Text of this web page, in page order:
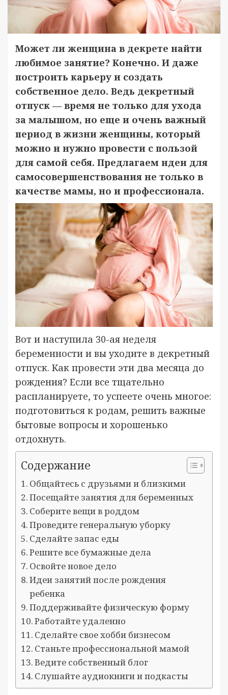
Может ли женщина в декрете найти
любимое занятие? Конечно. И даже
построить карьеру и создать
собственное дело. Ведь декретный
отпуск — время не только для ухода
за малышом, но еще и очень важный
период в жизни женщины, который
можно и нужно провести с пользой
для самой себя. Предлагаем идеи для
самосовершенствования не только в
качестве мамы, но и профессионала.
Вот и наступила 30-ая неделя
беременности и вы уходите в декретный
отпуск. Как провести эти два месяца до
рождения? Если все тщательно
распланируете, то успеете очень многое:
подготовиться к родам, решить важные
бытовые вопросы и хорошенько
отдохнуть.
Содержание
Общайтесь с друзьями и близкими
Посещайте занятия для беременных
Соберите вещи в роддом
Проведите генеральную уборку
Сделайте запас еды
Решите все бумажные дела
Освойте новое дело
Идеи занятий после рождения
ребенка
Поддерживайте физическую форму
Работайте удаленно
Сделайте свое хобби бизнесом
Станьте профессиональной мамой
Ведите собственный блог
Слушайте аудиокниги и подкасты